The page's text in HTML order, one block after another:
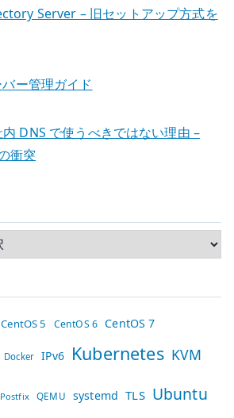
Server – 旧セットアップ方式を
ー管理ガイド
DNS で使うべきではない理由 –
衝突
CentOS 5 CentOS 6 CentOS 7
Docker IPv6 Kubernetes KVM
Postfix QEMU systemd TLS Ubuntu